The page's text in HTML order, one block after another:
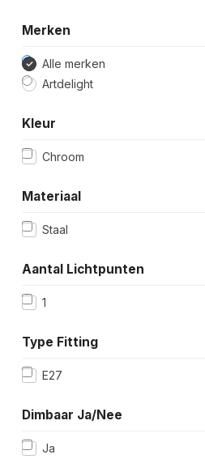
Merken
Alle merken
Artdelight
Kleur
Chroom
Materiaal
Staal
Aantal Lichtpunten
1
Type Fitting
E27
Dimbaar Ja/Nee
Ja